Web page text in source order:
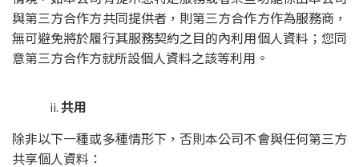
與第三方合作方共同提供者，則第三方合作方作為服務商，
無可避免將於履行其服務契約之目的內利用個人資料；您同
意第三方合作方就所設個人資料之該等利用。
共用
除非以下一種或多種情形下，否則本公司不會與任何第三方
共享個人資料：